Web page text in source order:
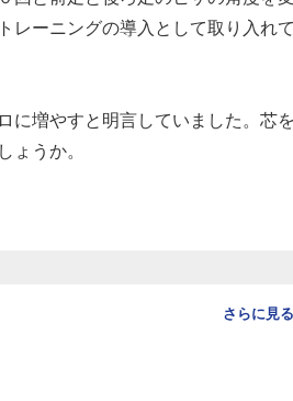
レーニングの導入として取り入れて
に増やすと明言していました。芯を
ょうか。
さらに見る